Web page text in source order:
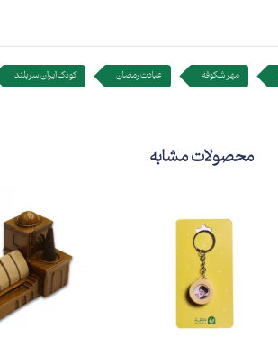
مهر شکوفه عبادت رمضان کودک ایران سربلند
محصولات مشابه